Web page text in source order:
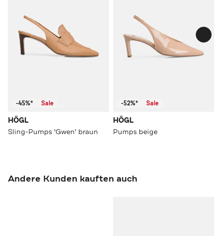
-45%* Sale
HÖGL
Sling-Pumps 'Gwen' braun
-52%* Sale
HÖGL
Pumps beige
Andere Kunden kauften auch